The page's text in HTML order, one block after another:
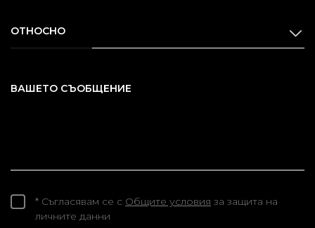
ОТНОСНО
ВАШЕТО СЪОБЩЕНИЕ
* Съгласявам се с Общите условия за защита на
личните данни